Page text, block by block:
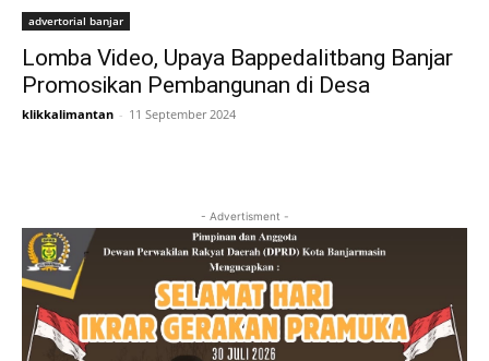
advertorial banjar
Lomba Video, Upaya Bappedalitbang Banjar
Promosikan Pembangunan di Desa
klikkalimantan - 11 September 2024
- Advertisment -